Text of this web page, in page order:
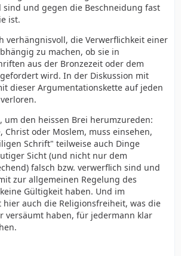
und gegen die Beschneidung fast
ist.
verhängnisvoll, die Verwerflichkeit einer
zu machen, ob sie in
aus der Bronzezeit oder dem
wird. In der Diskussion mit
dieser Argumentationskette auf jeden
verloren.
um den heissen Brei herumzureden:
Christ oder Moslem, muss einsehen,
Schrift" teilweise auch Dinge
Sicht (und nicht nur dem
falsch bzw. verwerflich sind und
zur allgemeinen Regelung des
Gültigkeit haben. Und im
auch die Religionsfreiheit, was die
versäumt haben, für jedermann klar